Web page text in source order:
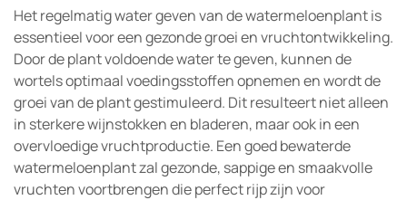
Het regelmatig water geven van de watermeloenplant is
essentieel voor een gezonde groei en vruchtontwikkeling.
Door de plant voldoende water te geven, kunnen de
wortels optimaal voedingsstoffen opnemen en wordt de
groei van de plant gestimuleerd. Dit resulteert niet alleen
in sterkere wijnstokken en bladeren, maar ook in een
overvloedige vruchtproductie. Een goed bewaterde
watermeloenplant zal gezonde, sappige en smaakvolle
vruchten voortbrengen die perfect rijp zijn voor